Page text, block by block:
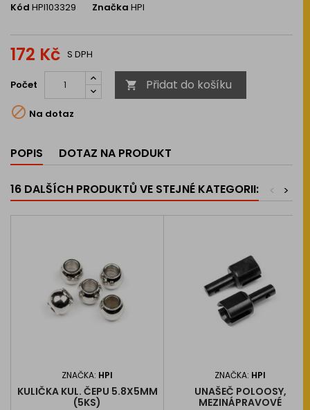
Kód HPI103329 Značka HPI
172 Kč S DPH
Počet  Přidat do košíku
 Na dotaz
POPIS DOTAZ NA PRODUKT
16 DALŠÍCH PRODUKTŮ VE STEJNÉ KATEGORII: >
<
ZNAČKA: HPI
KULIČKA KUL. ČEPU 5.8X5MM
(5KS)
ZNAČKA: HPI
UNAŠEČ POLOOSY,
MEZINÁPRAVOVÉ